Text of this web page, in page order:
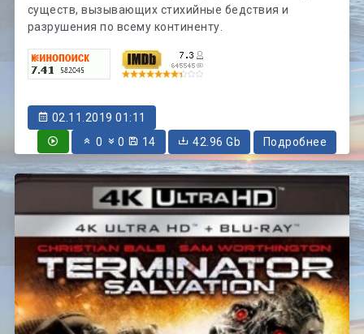
существ, вызывающих стихийные бедствия и
разрушения по всему континенту.
02.11.2019 01:11
0
0 14 42.96 Gb Подробнее